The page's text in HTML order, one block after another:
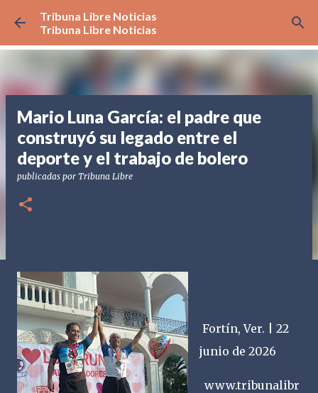
Ir al contenido principal
Tribuna Libre Noticias
Tribuna Libre Noticias
Mario Luna García: el padre que
construyó su legado entre el
deporte y el trabajo de bolero
publicadas por Tribuna Libre
Fortín, Ver. | 22
junio de 2026
www.tribunalibr